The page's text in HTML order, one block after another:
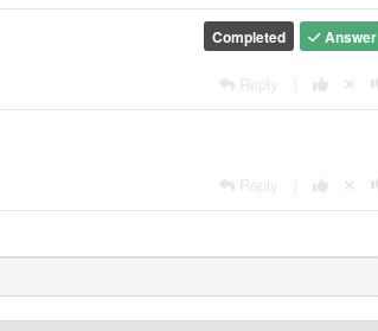
Answer
Completed
Reply
Reply